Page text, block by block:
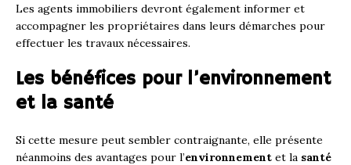
Les agents immobiliers devront également informer et
accompagner les propriétaires dans leurs démarches pour
effectuer les travaux nécessaires.
Les bénéfices pour l’environnement
et la santé
Si cette mesure peut sembler contraignante, elle présente
néanmoins des avantages pour l’environnement et la santé